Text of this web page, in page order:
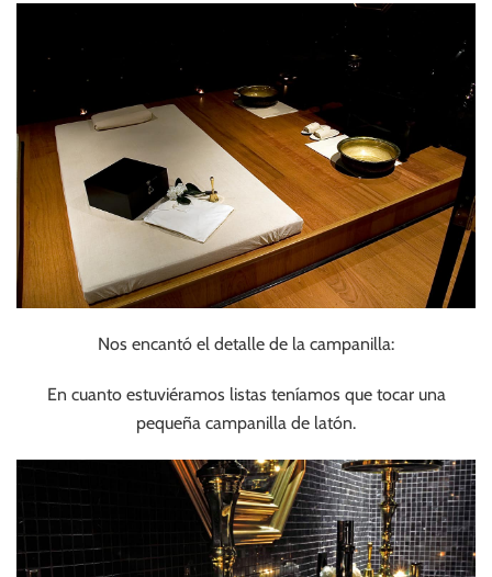
Nos encantó el detalle de la campanilla:
En cuanto estuviéramos listas teníamos que tocar una
pequeña campanilla de latón.